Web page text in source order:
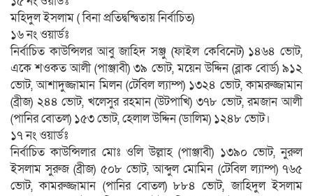
মহিদুল ইসলাম ( বিনা প্রতিদ্বন্দ্বিতায় নির্বাচিত)
১৬ নং ওয়ার্ডঃ
নির্বাচিত কাউন্সিলর আবু জাহিদ সঞ্জু (ফাইল কেবিনেট) ১৪৬৪ ভোট,
একে শওকত আলী (পাঞ্জাবী) ৩৯ ভোট, ময়েন উদ্দিন (ব্লাক বোর্ড) ৯১২
ভোট, আশাদুজ্জামান মিলন (টেবিল ল্যাম্প) ১৩২৪ ভোট, কামরুজ্জামান
(ব্রীজ) ২৪৪ ভোট, খলেসুর রহমান (উটপাখি) ৩৭৮ ভোট, রমজান আলী
(পানির বোতল) ১৫৩ ভোট, হেলাল উদ্দিন (ডালিম) ১২৪৮ ভোট।
১৭ নং ওয়ার্ডঃ
নির্বাচিত কাউন্সিলার মোঃ ওলি উল্লাহ (পাঞ্জাবী) ১৩৯০ ভোট, নুরুল
ইসলাম সুরুজ (ব্রীজ) ৫০৮ ভোট, আব্দুল মোমিন (টেবিল ল্যাম্প) ৭৬৫
ভোট, কামরুজ্জামান (পানির বোতল) ৮৮৪ ভোট, জাহিদুল ইসলাম